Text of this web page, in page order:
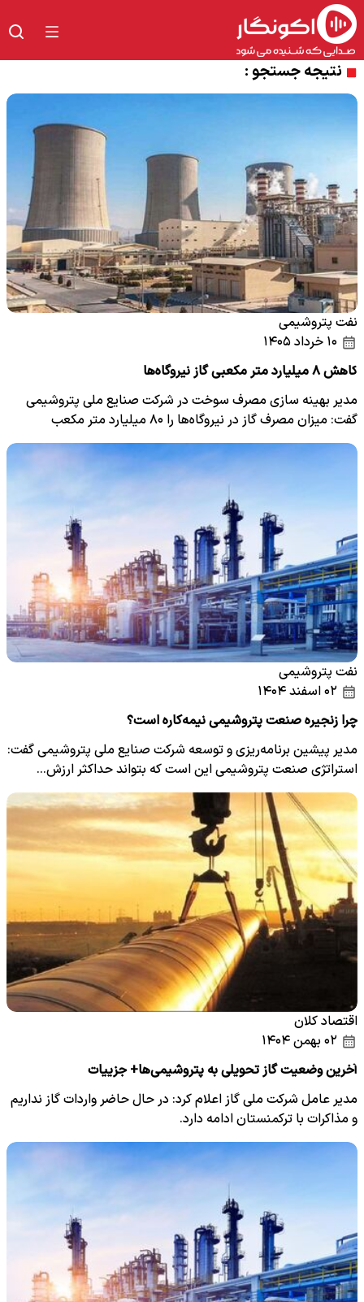
نتیجه جستجو :
نفت پتروشیمی
کاهش ۸ میلیارد متر مکعبی گاز نیروگاه‌ها
مدیر بهینه سازی مصرف سوخت در شرکت صنایع ملی پتروشیمی
گفت: میزان مصرف گاز در نیروگاه‌ها را ۸۰ میلیارد متر مکعب
مصرف…
نفت پتروشیمی
چرا زنجیره صنعت پتروشیمی نیمه‌کاره است؟
مدیر پیشین برنامه‌ریزی و توسعه شرکت صنایع ملی پتروشیمی گفت:
استراتژی صنعت پتروشیمی این است که بتواند حداکثر ارزش…
اقتصاد کلان
آخرین وضعیت گاز تحویلی به پتروشیمی‌ها+ جزییات
مدیر عامل شرکت ملی گاز اعلام کرد: در حال حاضر واردات گاز نداریم
و مذاکرات با ترکمنستان ادامه دارد.